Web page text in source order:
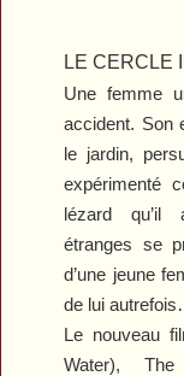
LE CERCLE
Une femme
accident. Son
le jardin,
expérimenté
lézard qu’il
étranges se
d’une jeune
de lui
Le nouveau
Water),